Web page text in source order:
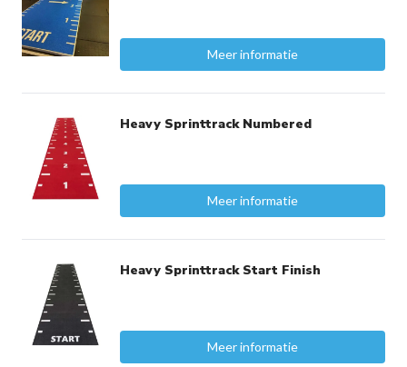
Meer informatie
Heavy Sprinttrack Numbered
Meer informatie
Heavy Sprinttrack Start Finish
Meer informatie